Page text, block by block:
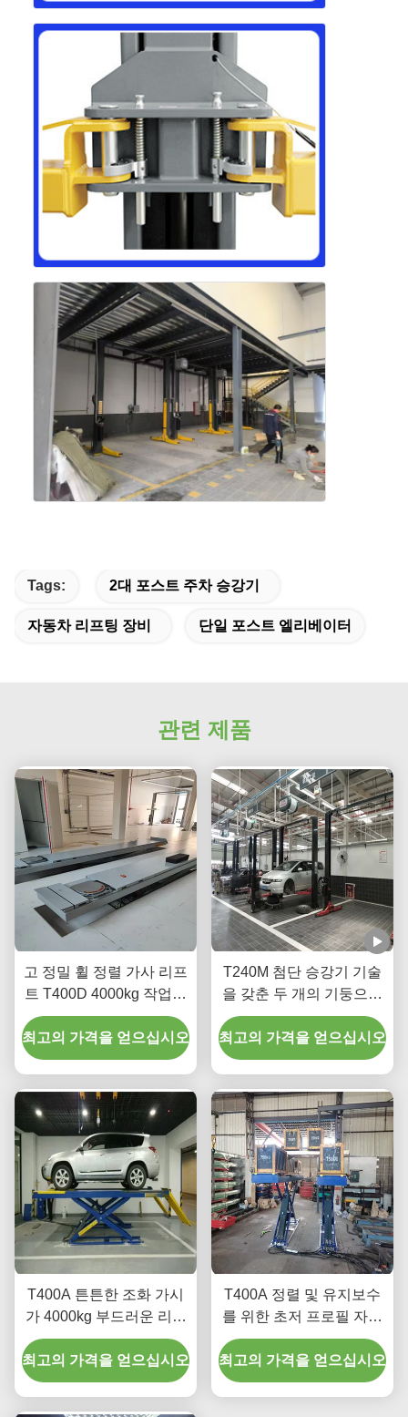
Tags: 2대 포스트 주차 승강기
자동차 리프팅 장비 단일 포스트 엘리베이터
관련 제품
고 정밀 휠 정렬 가사 리프
트 T400D 4000kg 작업실
용량
최고의 가격을 얻으십시오
T240M 첨단 승강기 기술
을 갖춘 두 개의 기둥으로
된 갱트리 자동차 승강장
치
최고의 가격을 얻으십시오
T400A 튼튼한 조화 가시
가 4000kg 부드러운 리프
팅
최고의 가격을 얻으십시오
T400A 정렬 및 유지보수
를 위한 초저 프로필 자동
차 리프팅 장비
최고의 가격을 얻으십시오